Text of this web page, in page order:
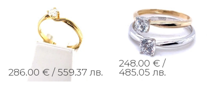
286.00 € / 559.37 лв.
248.00 € /
485.05 лв.